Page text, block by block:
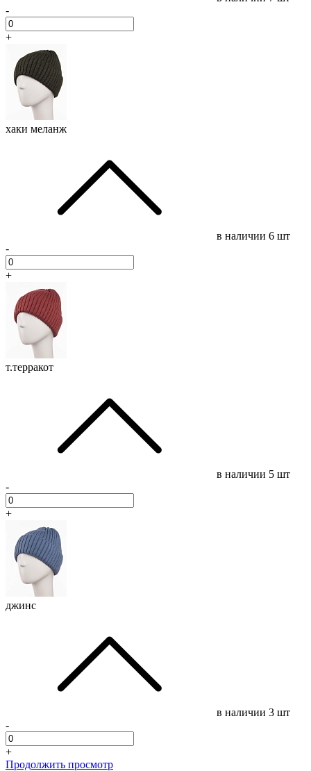
-
+
хаки меланж
в наличии 6 шт
-
+
т.терракот
в наличии 5 шт
-
+
джинс
в наличии 3 шт
-
+
Продолжить просмотр